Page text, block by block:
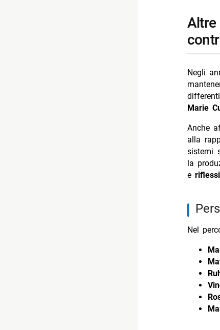
altre regie e continuità di temi: identità e libertà
Negli
Marie
Anche
alla
sistemi
la
e
Nel